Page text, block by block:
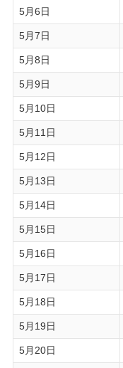
5月6日
5月7日
5月8日
5月9日
5月10日
5月11日
5月12日
5月13日
5月14日
5月15日
5月16日
5月17日
5月18日
5月19日
5月20日